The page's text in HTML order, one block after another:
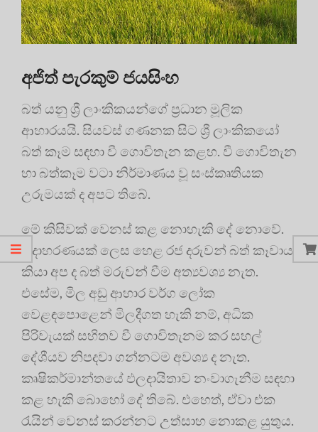
අජිත් පැරකුම් ජයසිංහ
බත් යනු ශ්‍රී ලාංකිකයන්ගේ ප්‍රධාන මූලික
ආහාරයයි. සියවස් ගණනක සිට ශ්‍රී ලාංකිකයෝ
බත් කෑම සඳහා වී ගොවිතැන කළහ. වී ගොවිතැන
හා බත්කෑම වටා නිර්මාණය වූ සංස්කෘතියක
උරුමයක් ද අපට තිබේ.
මේ කිසිවක් වෙනස් කළ නොහැකි දේ නොවේ.
උදාහරණයක් ලෙස හෙළ රජ දරුවන් බත් කෑවාය
කියා අප ද බත් මරුවන් වීම අත්‍යවශ්‍ය නැත.
එසේම, මිල අඩු ආහාර වර්ග ලෝක
වෙළඳපොළෙන් මිලදීගත හැකි නම්, අධික
පිරිවැයක් සහිතව වී ගොවිතැනම කර සහල්
දේශීයව නිපදවා ගන්නටම අවශ්‍ය ද නැත.
කෘෂිකර්මාන්තයේ ඵලදායිතාව නංවාගැනීම සඳහා
කළ හැකි බොහෝ දේ තිබේ. එහෙත්, ඒවා එක
රැයින් වෙනස් කරන්නට උත්සාහ නොකළ යුතුය.